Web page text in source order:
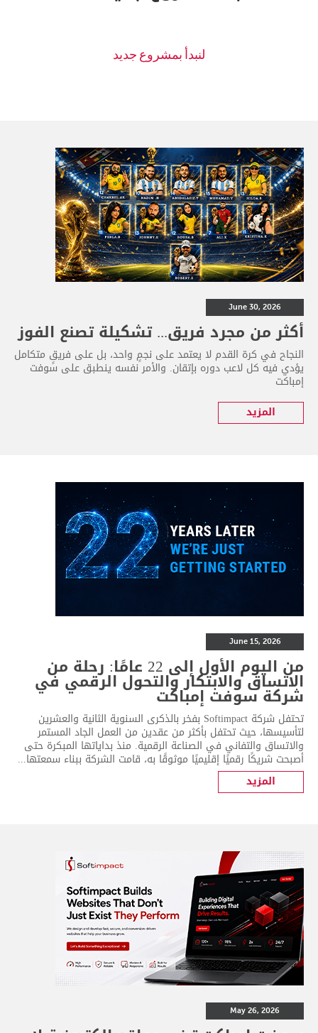
June 30, 2026
أكثر من مجرد فريق... تشكيلة تصنع الفوز
النجاح في كرة القدم لا يعتمد على نجمٍ واحد، بل على فريقٍ متكامل
يؤدي فيه كل لاعب دوره بإتقان. والأمر نفسه ينطبق على سوفت
إمباكت
المزيد
June 15, 2026
من اليوم الأول إلى 22 عامًا: رحلة من
الاتساق والابتكار والتحول الرقمي في
شركة سوفت إمباكت
تحتفل شركة Softimpact بفخر بالذكرى السنوية الثانية والعشرين
لتأسيسها، حيث تحتفل بأكثر من عقدين من العمل الجاد المستمر
والاتساق والتفاني في الصناعة الرقمية. منذ بداياتها المبكرة حتى
أصبحت شريكًا رقميًا إقليميًا موثوقًا به، قامت الشركة ببناء سمعتها...
المزيد
May 26, 2026